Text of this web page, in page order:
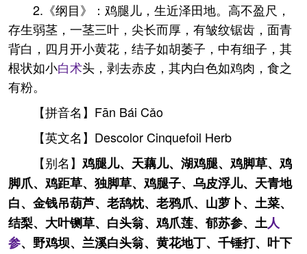
2.《纲目》：鸡腿儿，生近泽田地。高不盈尺，
存生弱茎，一茎三叶，尖长而厚，有皱纹锯齿，面青
背白，四月开小黄花，结子如胡萎子，中有细子，其
根状如小白术头，剥去赤皮，其内白色如鸡肉，食之
有粉。
【拼音名】Fān Bái Cǎo
【英文名】Descolor Cinquefoil Herb
【别名】 鸡腿儿、天藕儿、湖鸡腿、鸡脚草、鸡
脚爪、鸡距草、独脚草、鸡腿子、乌皮浮儿、天青地
白、金钱吊葫芦、老鸹枕、老鸦爪、山萝卜、土菜、
结梨、大叶铡草、白头翁、鸡爪莲、郁苏参、土人
参、野鸡坝、兰溪白头翁、黄花地丁、千锤打、叶下